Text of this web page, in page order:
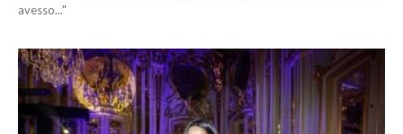
avesso..."